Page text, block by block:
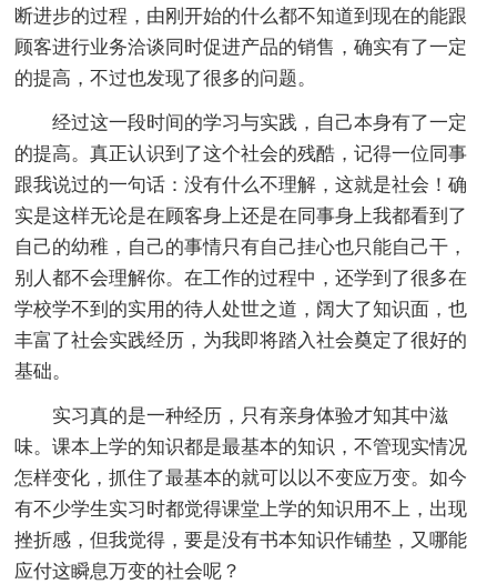
断进步的过程，由刚开始的什么都不知道到现在的能跟
顾客进行业务洽谈同时促进产品的销售，确实有了一定
的提高，不过也发现了很多的问题。
经过这一段时间的学习与实践，自己本身有了一定
的提高。真正认识到了这个社会的残酷，记得一位同事
跟我说过的一句话：没有什么不理解，这就是社会！确
实是这样无论是在顾客身上还是在同事身上我都看到了
自己的幼稚，自己的事情只有自己挂心也只能自己干，
别人都不会理解你。在工作的过程中，还学到了很多在
学校学不到的实用的待人处世之道，阔大了知识面，也
丰富了社会实践经历，为我即将踏入社会奠定了很好的
基础。
实习真的是一种经历，只有亲身体验才知其中滋
味。课本上学的知识都是最基本的知识，不管现实情况
怎样变化，抓住了最基本的就可以以不变应万变。如今
有不少学生实习时都觉得课堂上学的知识用不上，出现
挫折感，但我觉得，要是没有书本知识作铺垫，又哪能
应付这瞬息万变的社会呢？